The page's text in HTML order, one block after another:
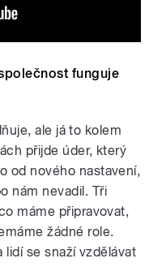
funguje
ale já to kolem
přijde úder, který
od nového nastavení,
nám nevadil. Tři
máme připravovat,
žádné role.
lidí se snaží vzdělávat